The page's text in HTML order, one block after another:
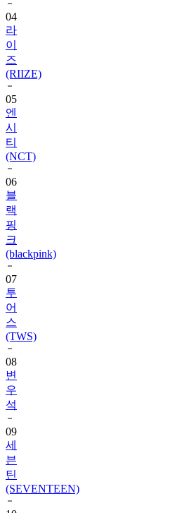
04
라
이
즈
(RIIZE)
05
엔
시
티
(NCT)
06
블
랙
핑
크
(blackpink)
07
투
어
스
(TWS)
08
변
우
석
09
세
븐
틴
(SEVENTEEN)